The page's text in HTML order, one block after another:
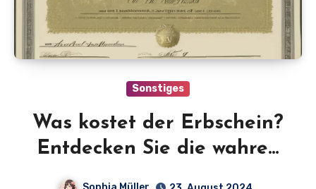
Sonstiges
Was kostet der Erbschein?
Entdecken Sie die wahren
Kosten und Gebühren!